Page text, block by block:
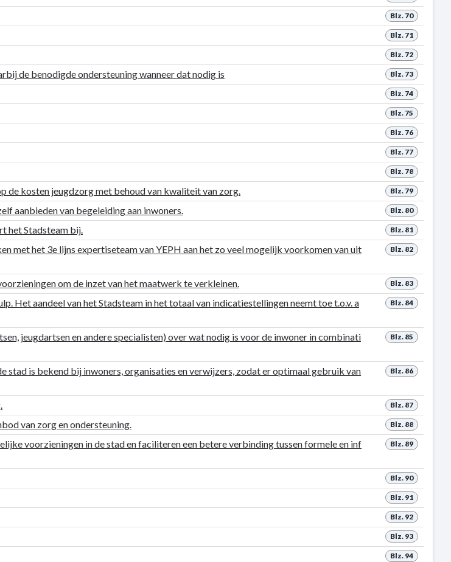
Blz. 70
Blz. 71
Blz. 72
Blz. 73
de benodigde ondersteuning wanneer dat nodig is
Blz. 74
Blz. 75
Blz. 76
Blz. 77
Blz. 78
Blz. 79
de kosten jeugdzorg met behoud van kwaliteit van zorg.
Blz. 80
aanbieden van begeleiding aan inwoners.
Blz. 81
het Stadsteam bij.
Blz. 82
met het 3e lijns expertiseteam van YEPH aan het zo veel mogelijk voorkomen van uit
Blz. 83
om de inzet van het maatwerk te verkleinen.
Blz. 84
Het aandeel van het Stadsteam in het totaal van indicatiestellingen neemt toe t.o.v. a
Blz. 85
jeugdartsen en andere specialisten) over wat nodig is voor de inwoner in combinati
Blz. 86
stad is bekend bij inwoners, organisaties en verwijzers, zodat er optimaal gebruik van
Blz. 87
Blz. 88
van zorg en ondersteuning.
Blz. 89
voorzieningen in de stad en faciliteren een betere verbinding tussen formele en inf
Blz. 90
Blz. 91
Blz. 92
Blz. 93
Blz. 94